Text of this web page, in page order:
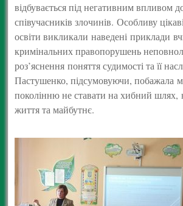
відбувається під негативним впливом
співучасників злочинів. Особливу
освіти викликали наведені приклади
кримінальних правопорушень
роз’яснення поняття судимості та її
Пастушенко, підсумовуючи, побажала
поколінню не ставати на хибний шлях,
життя та майбутнє.